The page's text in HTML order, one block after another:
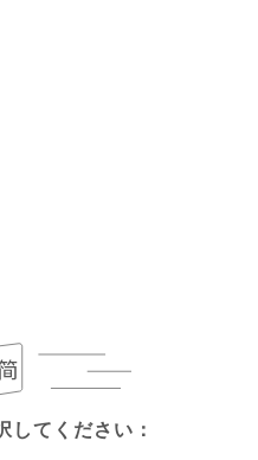
してください：
してください：